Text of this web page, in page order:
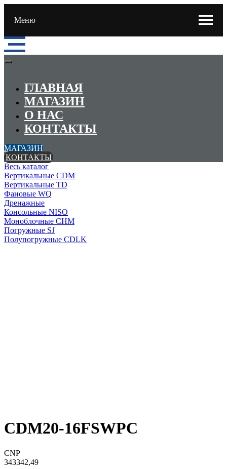
Меню
ГЛАВНАЯ
МАГАЗИН
О НАС
КОНТАКТЫ
МАГАЗИН
КОНТАКТЫ
Весь каталог
Вертикальные CDM
Вертикальные TD
Фановые WQ
Дренажные
Консольные NISO
Моноблочные CHМ
Погружные SJ
Полупогружные CDLK
CDM20-16FSWPC
CNP
343342,49